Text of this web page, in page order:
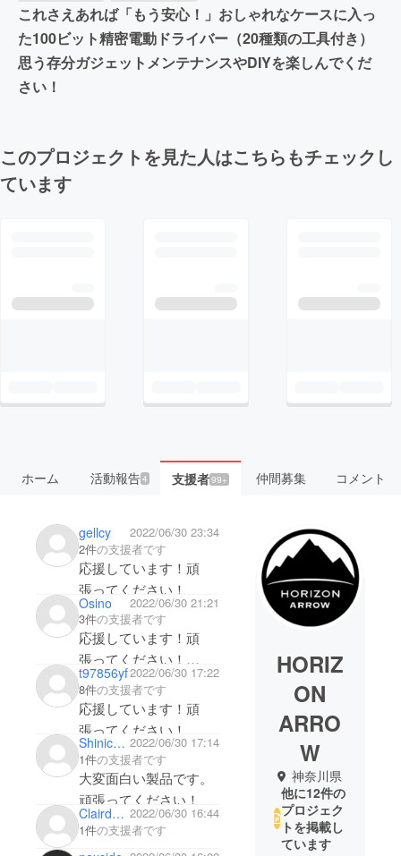
これさえあれば「もう安心！」おしゃれなケースに入っ
た100ビット精密電動ドライバー（20種類の工具付き）
思う存分ガジェットメンテナンスやDIYを楽しんでくだ
さい！
このプロジェクトを見た人はこちらもチェックし
ています
ホーム 活動報告4 支援者99+ 仲間募集 コメント
gellcy
2022/06/30 23:34
2件の支援者です
応援しています！頑
張ってください！
Osino
2022/06/30 21:21
3件の支援者です
応援しています！頑
張ってください！
壊れなければ最高！
t97856yf2022/06/30 17:22
8件の支援者です
応援しています！頑
張ってください！
Shinichiro Yoshiba 2022/06/30 17:14
1件の支援者です
大変面白い製品です。
頑張ってください！
Clairdeluna_eve 2022/06/30 16:44
1件の支援者です
HORIZ
ON
ARRO
W
神奈川県
他に12件の
プロジェク
トを掲載し
ています